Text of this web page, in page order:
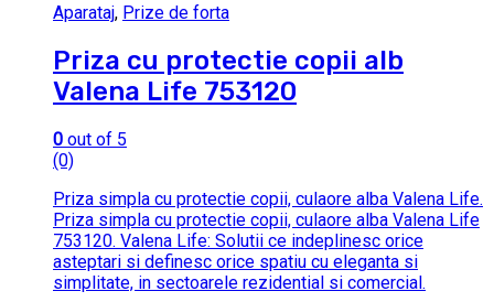
Aparataj, Prize de forta
Priza cu protectie copii alb
Valena Life 753120
0 out of 5
(0)
Priza simpla cu protectie copii, culaore alba Valena Life.
Priza simpla cu protectie copii, culaore alba Valena Life
753120. Valena Life: Solutii ce indeplinesc orice
asteptari si definesc orice spatiu cu eleganta si
simplitate, in sectoarele rezidential si comercial.